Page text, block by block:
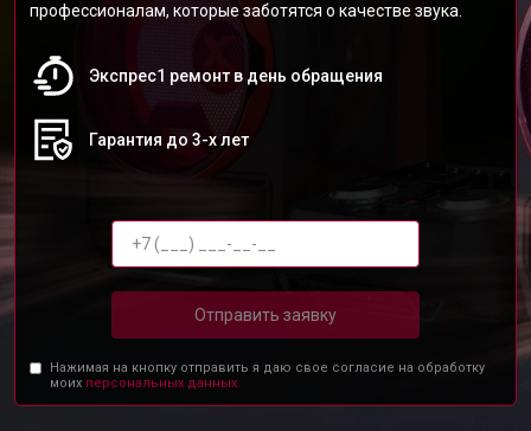
профессионалам, которые заботятся о качестве звука.
Экспрес1 ремонт в день обращения
Гарантия до 3-х лет
Отправить заявку
Нажимая на кнопку отправить я даю свое согласие на обработку
моих персональных данных.